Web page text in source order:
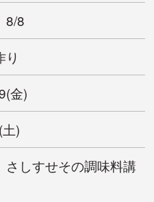
8/8
金)
)
さしすせその調味料講